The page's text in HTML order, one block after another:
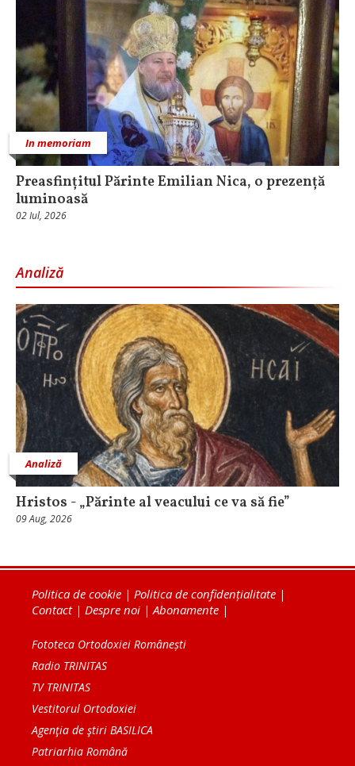
In memoriam
Preasfințitul Părinte Emilian Nica, o prezență
luminoasă
02 Iul, 2026
Analiză
Analiză
Hristos - „Părinte al veacului ce va să fie”
09 Aug, 2026
Politica de cookie | Politica de confidențialitate |
Contact| Despre noi | Abonamente |
Fototeca Ortodoxiei Românești
Radio TRINITAS
TV TRINITAS
Vestitorul Ortodoxiei
Agenţia de ştiri BASILICA
Patriarhia Română